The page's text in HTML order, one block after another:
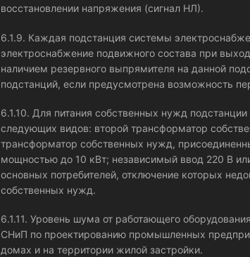
восстановлении напряжения (сигнал НЛ).
6.1.9. Каждая подстанция системы
электроснабжение подвижного состава при
наличием резервного выпрямителя на данной
подстанций, если предусмотрена возможность
6.1.10. Для питания собственных нужд
следующих видов: второй трансформатор
трансформатор собственных нужд,
мощностью до 10 кВт; независимый ввод 220 В
основных потребителей, отключение которых
собственных нужд.
6.1.11. Уровень шума от работающего
СНиП по проектированию промышленных
домах и на территории жилой застройки.